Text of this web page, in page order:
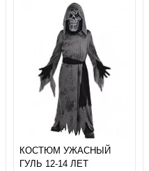
КОСТЮМ УЖАСНЫЙ
ГУЛЬ 12-14 ЛЕТ